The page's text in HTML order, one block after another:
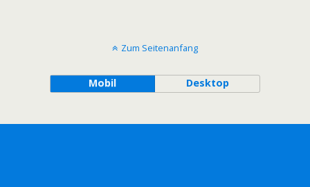
Zum Seitenanfang
Mobil Desktop